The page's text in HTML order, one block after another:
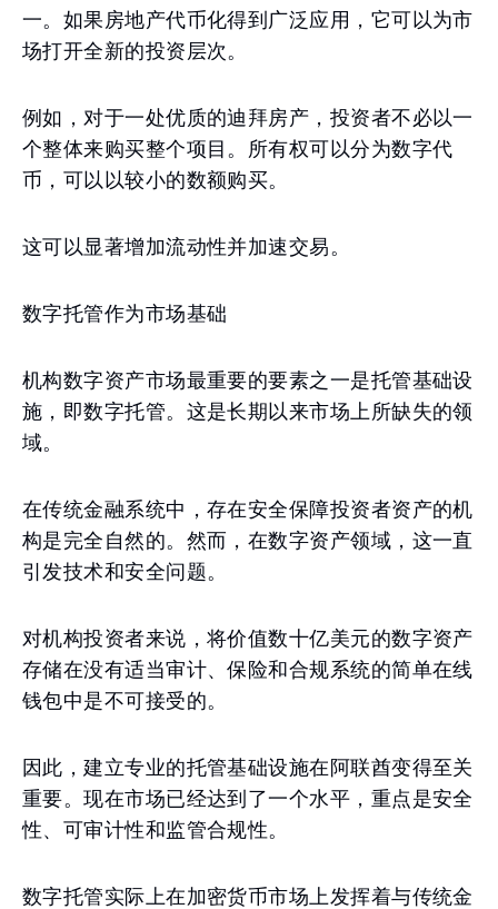
一。如果房地产代币化得到广泛应用，它可以为市
场打开全新的投资层次。
例如，对于一处优质的迪拜房产，投资者不必以一
个整体来购买整个项目。所有权可以分为数字代
币，可以以较小的数额购买。
这可以显著增加流动性并加速交易。
数字托管作为市场基础
机构数字资产市场最重要的要素之一是托管基础设
施，即数字托管。这是长期以来市场上所缺失的领
域。
在传统金融系统中，存在安全保障投资者资产的机
构是完全自然的。然而，在数字资产领域，这一直
引发技术和安全问题。
对机构投资者来说，将价值数十亿美元的数字资产
存储在没有适当审计、保险和合规系统的简单在线
钱包中是不可接受的。
因此，建立专业的托管基础设施在阿联酋变得至关
重要。现在市场已经达到了一个水平，重点是安全
性、可审计性和监管合规性。
数字托管实际上在加密货币市场上发挥着与传统金